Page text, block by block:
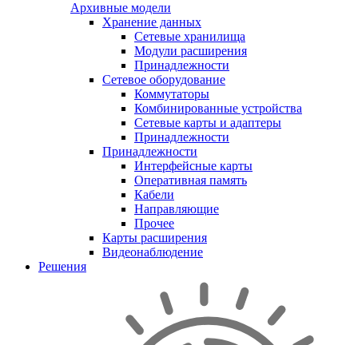
Архивные модели
Хранение данных
Сетевые хранилища
Модули расширения
Принадлежности
Сетевое оборудование
Коммутаторы
Комбинированные устройства
Сетевые карты и адаптеры
Принадлежности
Принадлежности
Интерфейсные карты
Оперативная память
Кабели
Направляющие
Прочее
Карты расширения
Видеонаблюдение
Решения